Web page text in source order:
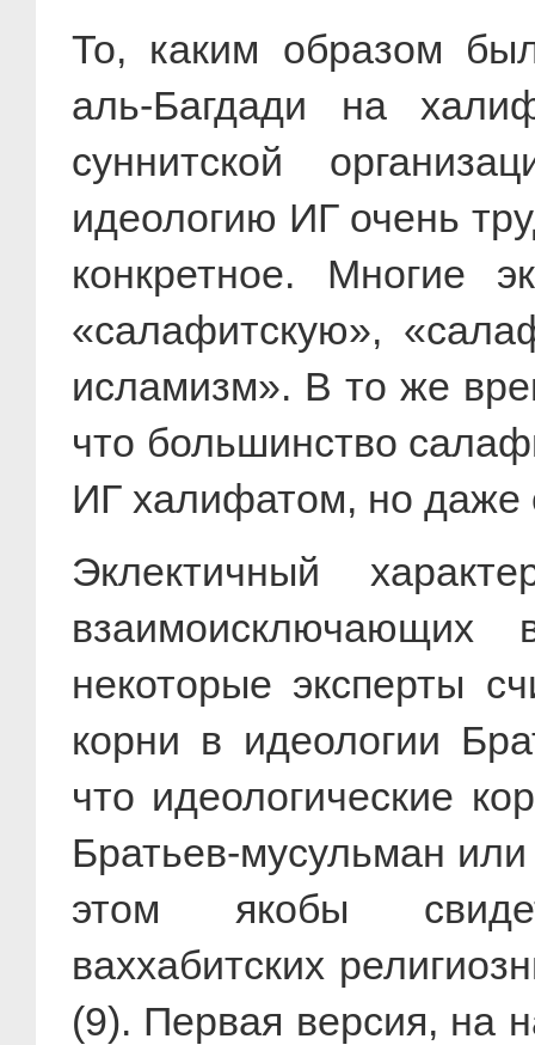
То, каким образом
аль-Багдади на
суннитской
идеологию ИГ очень
конкретное. Многие
«салафитскую»,
исламизм». В то же
что большинство
ИГ халифатом, но даже
Эклектичный
некоторые эксперты
корни в идеологии
что идеологические
Братьев-мусульман
этом якобы
ваххабитских
(9). Первая версия, на